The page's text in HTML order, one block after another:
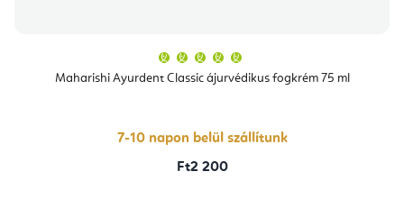
Maharishi Ayurdent Classic ájurvédikus fogkrém 75 ml
átlagos
értékelése
csillag.
7-10 napon belül szállítunk
Ft2 200